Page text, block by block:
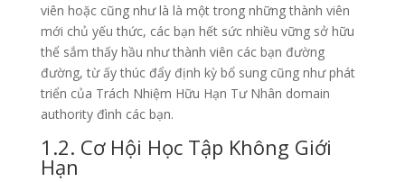
viên hoặc cũng như là là một trong những thành viên
mới chủ yếu thức, các bạn hết sức nhiều vững sở hữu
thể sắm thấy hầu như thành viên các bạn đường
đường, từ ấy thúc đẩy định kỳ bổ sung cũng như phát
triển của Trách Nhiệm Hữu Hạn Tư Nhân domain
authority đình các bạn.
1.2. Cơ Hội Học Tập Không Giới
Hạn